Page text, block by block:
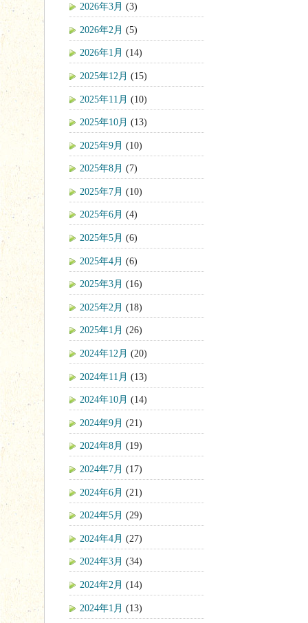
2026年3月 (3)
2026年2月 (5)
2026年1月 (14)
2025年12月 (15)
2025年11月 (10)
2025年10月 (13)
2025年9月 (10)
2025年8月 (7)
2025年7月 (10)
2025年6月 (4)
2025年5月 (6)
2025年4月 (6)
2025年3月 (16)
2025年2月 (18)
2025年1月 (26)
2024年12月 (20)
2024年11月 (13)
2024年10月 (14)
2024年9月 (21)
2024年8月 (19)
2024年7月 (17)
2024年6月 (21)
2024年5月 (29)
2024年4月 (27)
2024年3月 (34)
2024年2月 (14)
2024年1月 (13)